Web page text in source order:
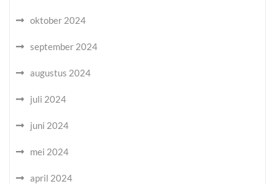
oktober 2024
september 2024
augustus 2024
juli 2024
juni 2024
mei 2024
april 2024